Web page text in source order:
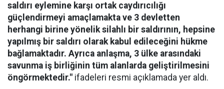
saldırı eylemine karşı ortak caydırıcılığı
güçlendirmeyi amaçlamakta ve 3 devletten
herhangi birine yönelik silahlı bir saldırının, hepsine
yapılmış bir saldırı olarak kabul edileceğini hükme
bağlamaktadır. Ayrıca anlaşma, 3 ülke arasındaki
savunma iş birliğinin tüm alanlarda geliştirilmesini
öngörmektedir." ifadeleri resmi açıklamada yer aldı.